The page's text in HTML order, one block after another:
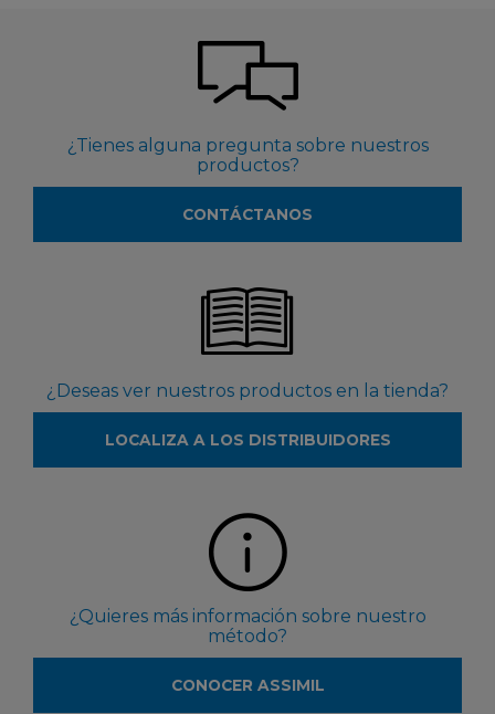
¿Tienes alguna pregunta sobre nuestros
productos?
CONTÁCTANOS
¿Deseas ver nuestros productos en la tienda?
LOCALIZA A LOS DISTRIBUIDORES
¿Quieres más información sobre nuestro
método?
CONOCER ASSIMIL